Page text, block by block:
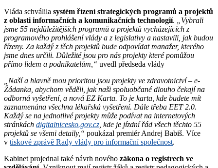
Vláda schválila systém řízení strategických programů a projektů
z oblasti informačních a komunikačních technologií.
„Vybrali
jsme 55 nejdůležitějších programů a projektů vycházejících z
programového prohlášení vlády a z legislativy a nastavili, jak budou
řízeny. Za každý z těch projektů bude odpovídat manažer, kterého
jsme dnes určili. Důležité jsou pro nás projekty které pomůžou
přímo lidem a podnikatelům,“ uvedl předseda vlády
„Naší a hlavně mou prioritou jsou projekty ve zdravotnictví – e-
Žádanka, abychom věděli, jak naši spoluobčané dlouho čekají na
odborná vyšetření, a nová EZ Karta. To je karta, kde budete mít
zaznamenána všechna lékařská vyšetření. Dále třeba EET 2.0.
Každý se na jednotlivé projekty může podívat na internetových
stránkách digitalnicesko.gov.cz , kde je jízdní řád všech těchto 55
projektů se všemi detaily,“ poukázal premiér Andrej Babiš. Více
v tiskové zprávě Rady vlády pro informační společnost.
Kabinet projednal také návrh nového zákona o registrech ve